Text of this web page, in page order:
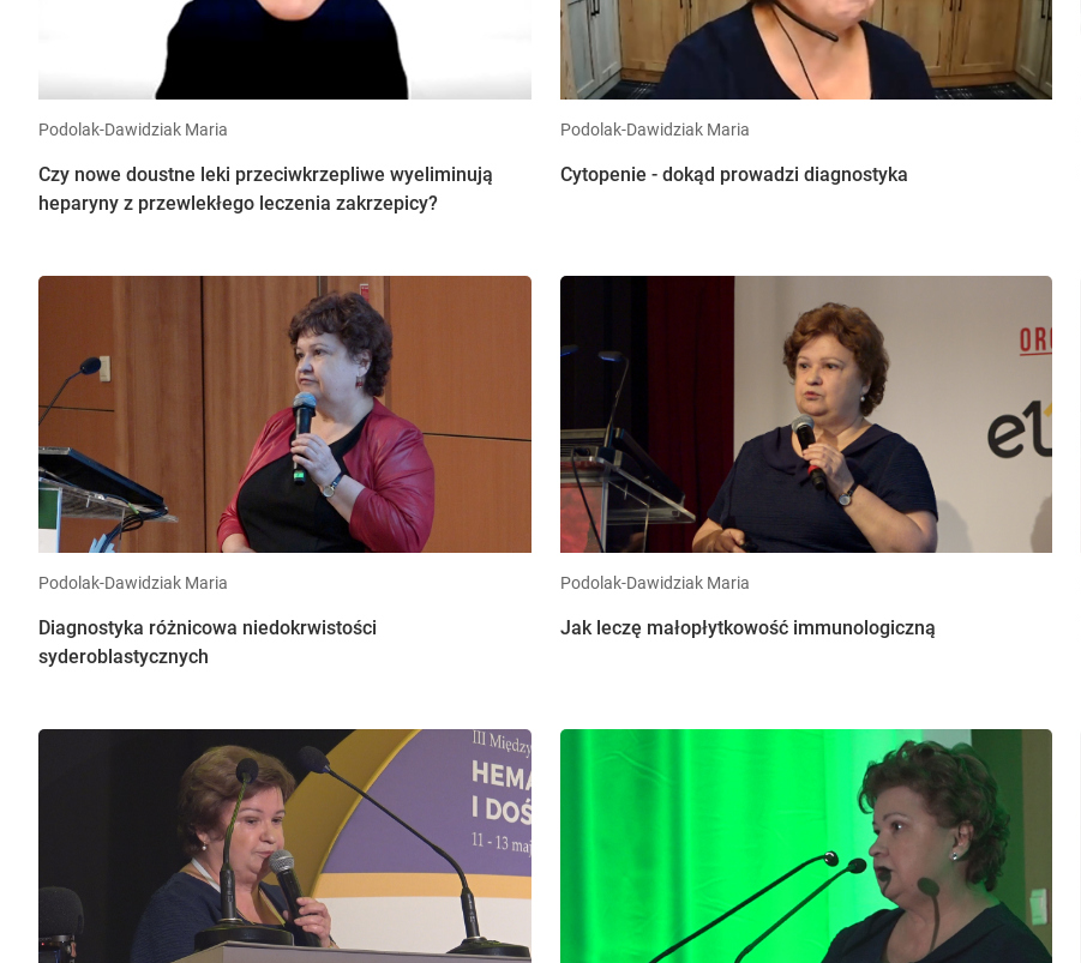
Podolak-Dawidziak Maria
Czy nowe doustne leki przeciwkrzepliwe wyeliminują
heparyny z przewlekłego leczenia zakrzepicy?
Podolak-Dawidziak Maria
Cytopenie - dokąd prowadzi diagnostyka
Podolak-Dawidziak Maria
Diagnostyka różnicowa niedokrwistości
syderoblastycznych
Podolak-Dawidziak Maria
Jak leczę małopłytkowość immunologiczną